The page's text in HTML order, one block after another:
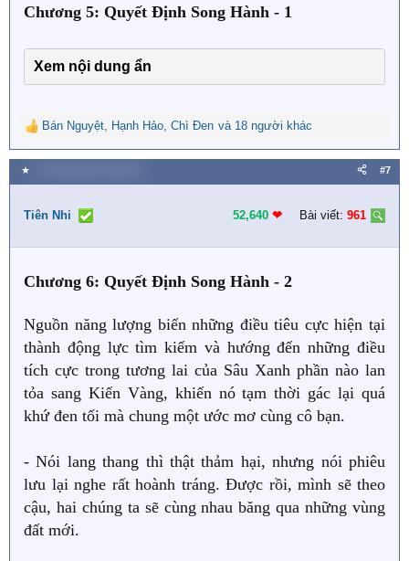
:Chương 5: Quyết Định Song Hành - 1
Xem nội dung ẩn
R
e
a
c
i
n
:
Bán Nguyệt, Hạnh Hảo, Chì Đen và 18 người khác
★ #7
Tiên Nhi 52,640 ❤︎ Bài viết: 961
Chương 6: Quyết Định Song Hành - 2
Nguồn năng lượng biến những điều tiêu cực hiện tại
thành động lực tìm kiếm và hướng đến những điều
tích cực trong tương lai của Sâu Xanh phần nào lan
tỏa sang Kiến Vàng, khiến nó tạm thời gác lại quá
khứ đen tối mà chung một ước mơ cùng cô bạn.
- Nói lang thang thì thật thảm hại, nhưng nói phiêu
lưu lại nghe rất hoành tráng. Được rồi, mình sẽ theo
cậu, hai chúng ta sẽ cùng nhau băng qua những vùng
đất mới.